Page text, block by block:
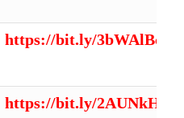
https://bit.ly/
https://bit.ly/